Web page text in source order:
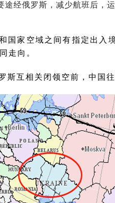
途经俄罗斯，减少航班后，
国家空域之间有指定出入
走向。
斯互相关闭领空前，中国